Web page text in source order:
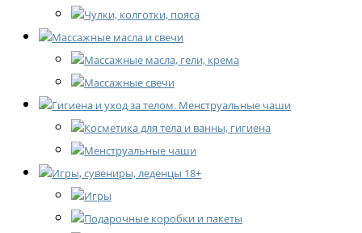
Чулки, колготки, пояса
Массажные масла и свечи
Массажные масла, гели, крема
Массажные свечи
Гигиена и уход за телом. Менструальные чаши
Косметика для тела и ванны, гигиена
Менструальные чаши
Игры, сувениры, леденцы 18+
Игры
Подарочные коробки и пакеты